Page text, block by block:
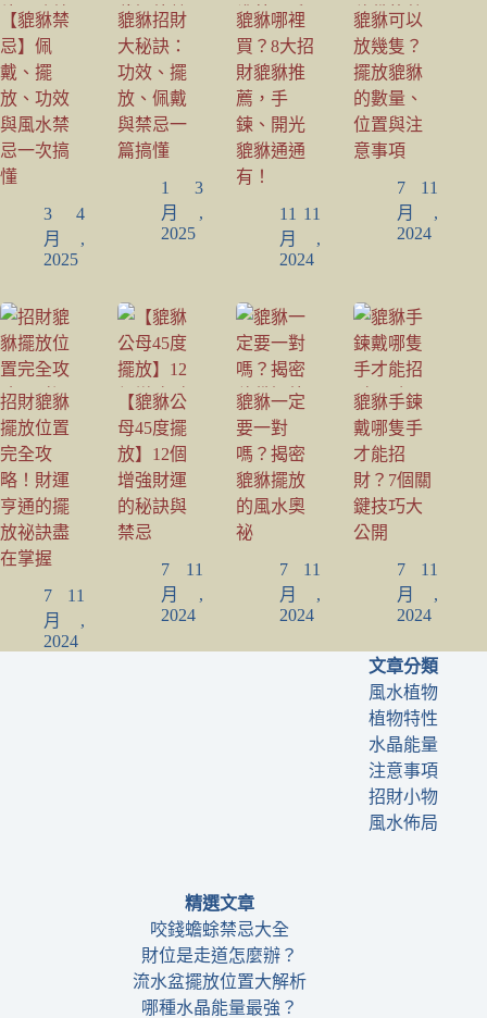
【貔貅禁
忌】佩
戴、擺
放、功效
與風水禁
忌一次搞
懂
3 4
月,
2025
貔貅招財
大秘訣：
功效、擺
放、佩戴
與禁忌一
篇搞懂
1 3
月,
2025
貔貅哪裡
買？8大招
財貔貅推
薦，手
鍊、開光
貔貅通通
有！
11 11
月,
2024
貔貅可以
放幾隻？
擺放貔貅
的數量、
位置與注
意事項
7 11
月,
2024
招財貔貅
擺放位置
完全攻
略！財運
亨通的擺
放祕訣盡
在掌握
7 11
月,
2024
【貔貅公
母45度擺
放】12個
增強財運
的秘訣與
禁忌
7 11
月,
2024
貔貅一定
要一對
嗎？揭密
貔貅擺放
的風水奧
祕
7 11
月,
2024
貔貅手鍊
戴哪隻手
才能招
財？7個關
鍵技巧大
公開
7 11
月,
2024
文章分類
風水植物
植物特性
水晶能量
注意事項
招財小物
風水佈局
精選文章
咬錢蟾蜍禁忌大全
財位是走道怎麼辦？
流水盆擺放位置大解析
哪種水晶能量最強？